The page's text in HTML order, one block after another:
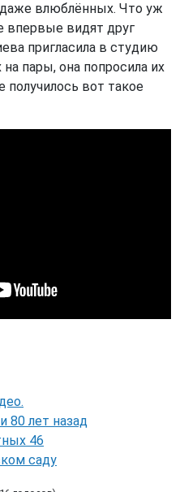
влюблённых. Что уж
впервые видят друг
пригласила в студию
пары, она попросила их
получилось вот такое
80 лет назад
46
саду